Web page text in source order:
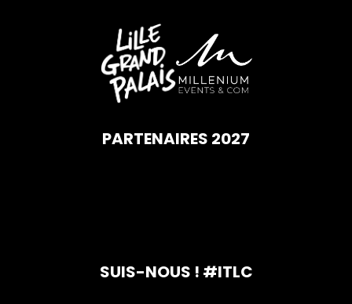
PARTENAIRES 2027
SUIS-NOUS ! #ITLC